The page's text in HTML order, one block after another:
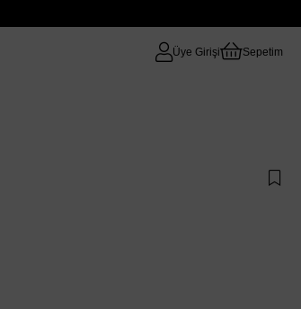
Üye Girişi Sepetim